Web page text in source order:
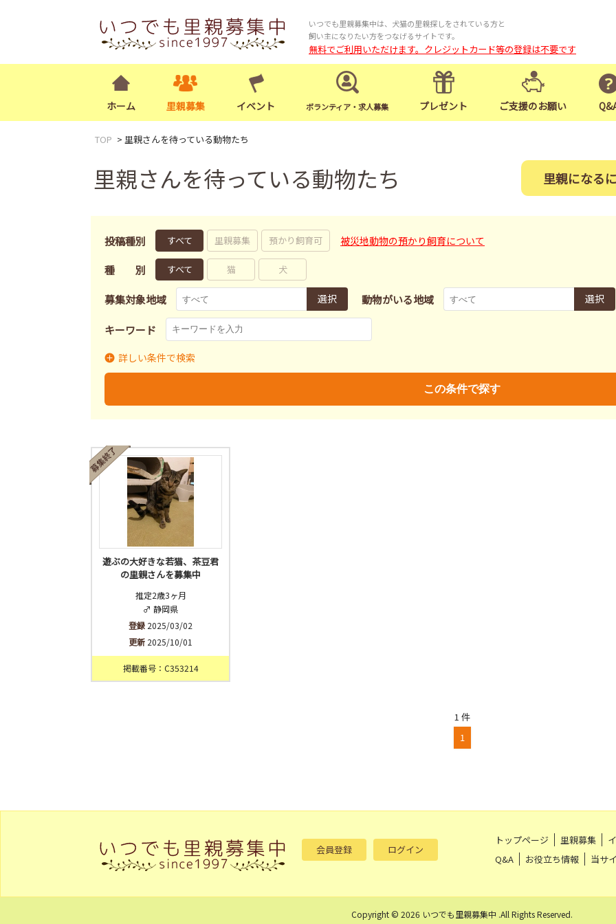
いつでも里親募集中は、犬猫の里親探しをされている方と
飼い主になりたい方をつなげるサイトです。
無料でご利用いただけます。クレジットカード等の登録は不要です
ホーム 里親募集 イベント ボランティア・求人募集 プレゼント ご支援のお願い
TOP 里親さんを待っている動物たち
里親さんを待っている動物たち 里親になる
投稿種別 すべて 里親募集 預かり飼育可 被災地動物の預かり飼育について
種別 すべて 猫 犬
募集対象地域 選択 動物がいる地域 選択
キーワード
募集状況 里親募集
詳しい条件で検索
この条件で探す
遊ぶの大好きな若猫、茶豆君
の里親さんを募集中
推定2歳3ヶ月
♂ 静岡県
登録 2025/03/02
更新 2025/10/01
掲載番号：C353214
1 件
1
会員登録 ログイン
トップページ 里親募集
Q&A
お役立ち情報 当サ
Copyright © 2026 いつでも里親募集中 .All Rights Reserved.